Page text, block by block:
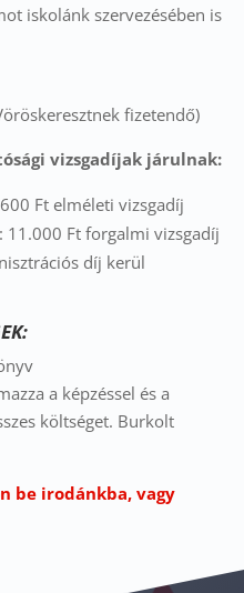
iskolánk szervezésében is
fizetendő)
vizsgadíjak járulnak:
Ft elméleti vizsgadíj
11.000 Ft forgalmi vizsgadíj
díj kerül
a képzéssel és a
költséget. Burkolt
be irodánkba, vagy